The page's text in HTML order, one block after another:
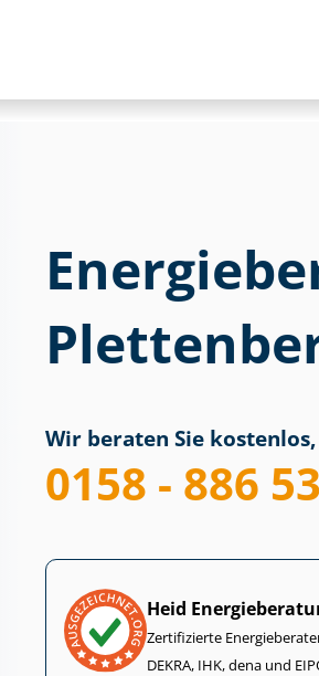
Wir beraten Sie
0158 - 886
Heid
Zertifizierte
DEKRA, IHK, dena und